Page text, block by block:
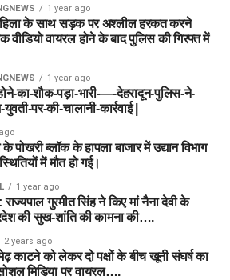
1 year ago
के साथ सड़क पर अश्लील हरकत करने
वीडियो वायरल होने के बाद पुलिस की गिरफ्त में
1 year ago
का-शौक-पड़ा-भारी-—-देहरादून-पुलिस-ने-
पर-की-चालानी-कार्रवाई |
पोखरी ब्लॉक के हापला बाजार में उद्यान विभाग
में मौत हो गई।
1 year ago
राज्यपाल गुरमीत सिंह ने किए मां नैना देवी के
की सुख-शांति की कामना की….
2 years ago
काटने को लेकर दो पक्षों के बीच खूनी संघर्ष का
मिडिया पर वायरल….